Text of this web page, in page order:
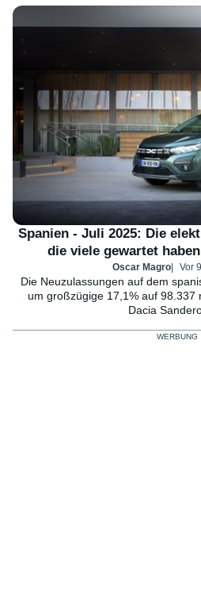
Spanien - Juli 2025: Die
die viele gewartet
Oscar Magro Vor
Die Neuzulassungen auf dem
um großzügige 17,1% auf 98.337
Dacia Sandero